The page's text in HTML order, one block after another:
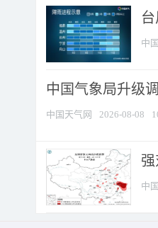
中
中国气象局升级
中国天气网 2026-08-08
中